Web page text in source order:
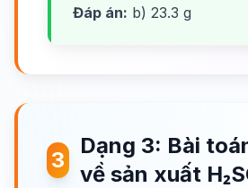
Đáp án: b) 23.3 g
3
Dạng 3: Bài
về sản xuất